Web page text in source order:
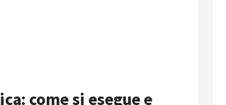
come si esegue e